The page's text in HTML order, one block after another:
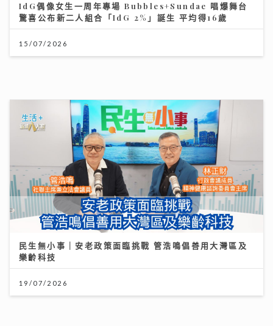
IdG偶像女生一周年專場 Bubbles+Sundae 唱爆舞台
驚喜公布新二人組合「IdG 2%」誕生 平均得16歲
15/07/2026
民生無小事｜安老政策面臨挑戰 管浩鳴倡善用大灣區及
樂齡科技
19/07/2026